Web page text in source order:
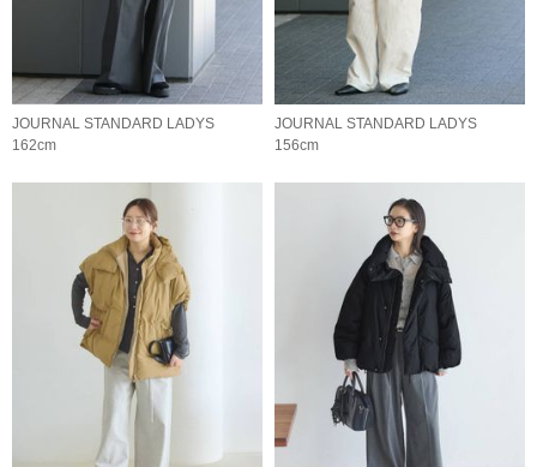
JOURNAL STANDARD LADYS
162cm
JOURNAL STANDARD LADYS
156cm